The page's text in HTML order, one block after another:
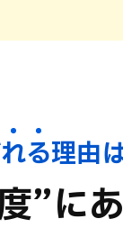
れる理由
”に